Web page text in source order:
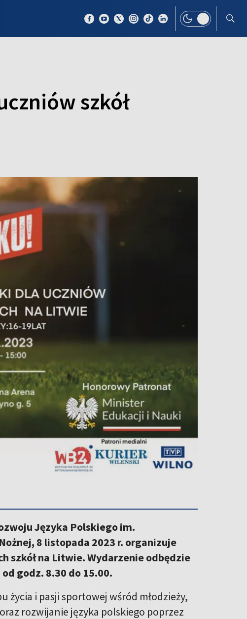
szkół
Języka Polskiego im.
8 listopada 2023 r. organizuje
szkół na Litwie. Wydarzenie odbędzie
godz. 8.30 do 15.00.
i pasji sportowej wśród młodzieży,
rozwijanie języka polskiego poprzez